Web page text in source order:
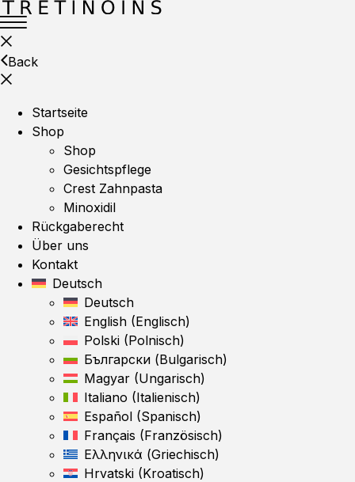
Back
Startseite
Shop
Shop
Gesichtspflege
Crest Zahnpasta
Minoxidil
Rückgaberecht
Über uns
Kontakt
Deutsch
Deutsch
English (Englisch)
Polski (Polnisch)
Български (Bulgarisch)
Magyar (Ungarisch)
Italiano (Italienisch)
Español (Spanisch)
Français (Französisch)
Ελληνικά (Griechisch)
Hrvatski (Kroatisch)